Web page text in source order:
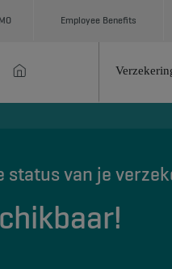
Employee Benefits
status van je